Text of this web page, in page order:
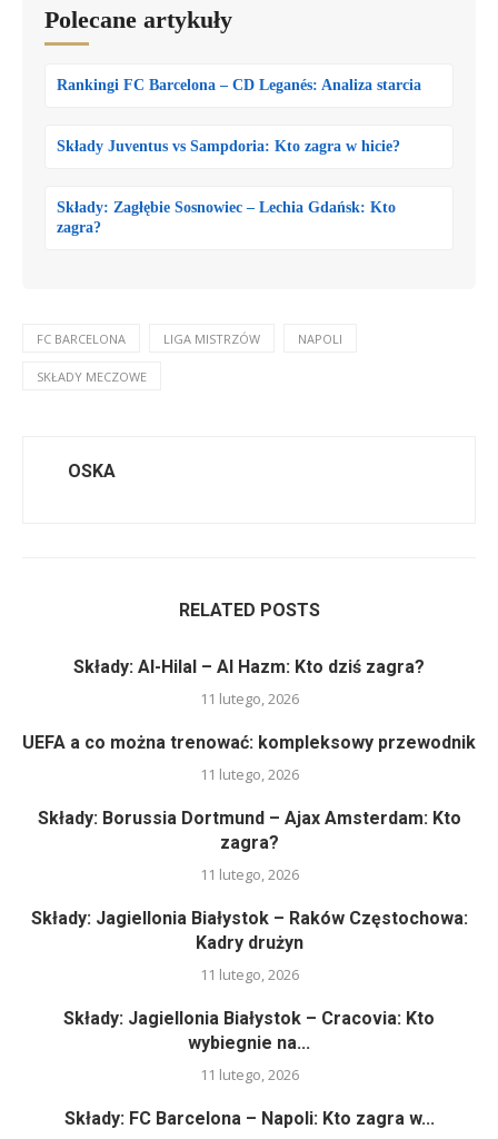
Polecane artykuły
Rankingi FC Barcelona – CD Leganés: Analiza starcia
Składy Juventus vs Sampdoria: Kto zagra w hicie?
Składy: Zagłębie Sosnowiec – Lechia Gdańsk: Kto
zagra?
FC BARCELONA LIGA MISTRZÓW NAPOLI
SKŁADY MECZOWE
OSKA
RELATED POSTS
Składy: Al-Hilal – Al Hazm: Kto dziś zagra?
11 lutego, 2026
UEFA a co można trenować: kompleksowy przewodnik
11 lutego, 2026
Składy: Borussia Dortmund – Ajax Amsterdam: Kto
zagra?
11 lutego, 2026
Składy: Jagiellonia Białystok – Raków Częstochowa:
Kadry drużyn
11 lutego, 2026
Składy: Jagiellonia Białystok – Cracovia: Kto
wybiegnie na...
11 lutego, 2026
Składy: FC Barcelona – Napoli: Kto zagra w...